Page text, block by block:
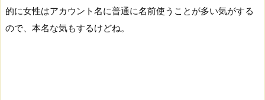
的に女性はアカウント名に普通に名前使うことが多い気がする
ので、本名な気もするけどね。